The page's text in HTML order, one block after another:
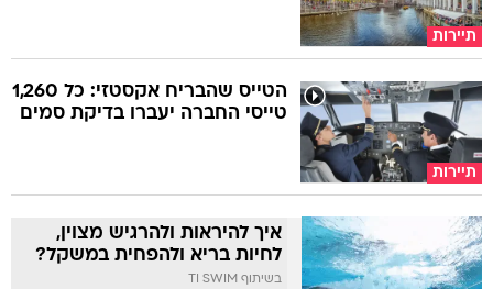
תיירות
תיירות
הטייס שהבריח אקסטזי: כל 1,260
טייסי החברה יעברו בדיקת סמים
איך להיראות ולהרגיש מצוין,
לחיות בריא ולהפחית במשקל?
בשיתוף TI SWIM